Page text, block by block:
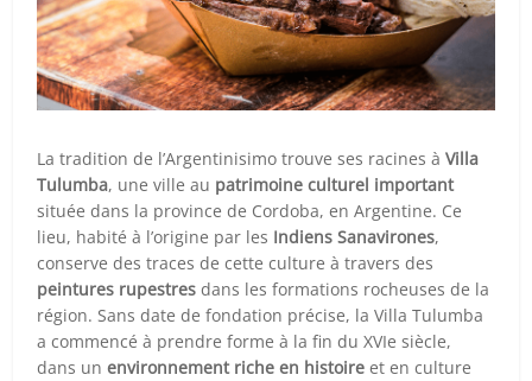
La tradition de l’Argentinisimo trouve ses racines àVilla
Tulumba, une ville au patrimoine culturel important
située dans la province de Cordoba, en Argentine. Ce
lieu, habité à l’origine par les Indiens Sanavirones,
conserve des traces de cette culture à travers des
peintures rupestres dans les formations rocheuses de la
région. Sans date de fondation précise, la Villa Tulumba
a commencé à prendre forme à la fin du XVIe siècle,
dans unenvironnement riche en histoire et en culture